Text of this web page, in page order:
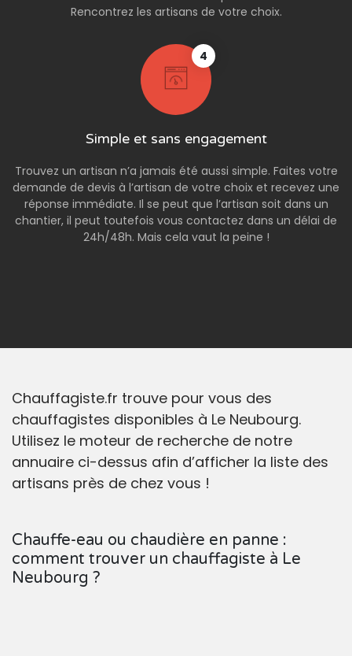
Rencontrez les artisans de votre choix.
4
Simple et sans engagement
Trouvez un artisan n’a jamais été aussi simple. Faites votre
demande de devis à l’artisan de votre choix et recevez une
réponse immédiate. Il se peut que l’artisan soit dans un
chantier, il peut toutefois vous contactez dans un délai de
24h/48h. Mais cela vaut la peine !
Chauffagiste.fr trouve pour vous des
chauffagistes disponibles à Le Neubourg.
Utilisez le moteur de recherche de notre
annuaire ci-dessus afin d’afficher la liste des
artisans près de chez vous !
Chauffe-eau ou chaudière en panne :
comment trouver un chauffagiste à Le
Neubourg ?